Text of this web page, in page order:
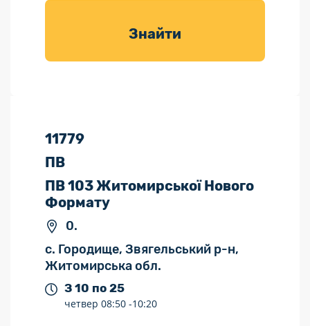
товарів для
Знайти
11779
ПВ
ПВ 103 Житомирської Нового
Формату
0.
с. Городище, Звягельський р-н,
Житомирська обл.
З 10 по 25
четвер 08:50 -10:20